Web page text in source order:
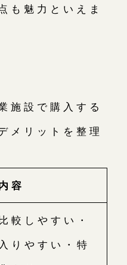
も魅力といえま
施設で購入する
メリットを整理
容
較しやすい・
入りやすい・特